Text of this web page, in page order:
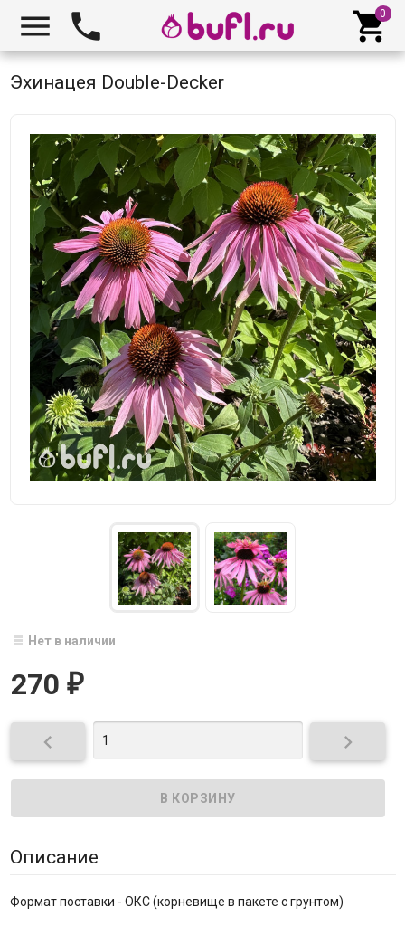
  
Эхинацея Double-Decker
Нет в наличии
270 ₽
 
Описание
Формат поставки - ОКС (корневище в пакете с грунтом)